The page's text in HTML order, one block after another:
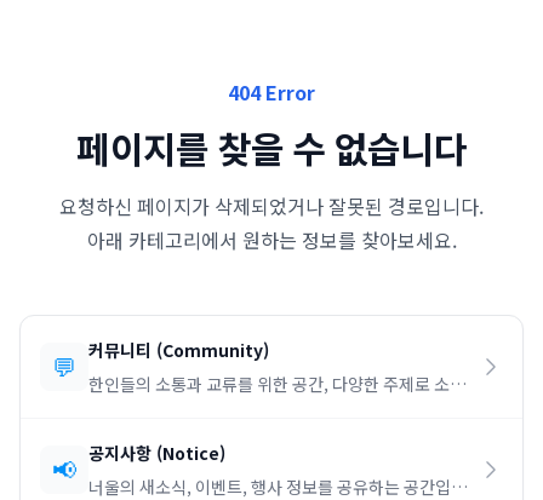
404 Error
페이지를 찾을 수 없습니다
요청하신 페이지가 삭제되었거나 잘못된 경로입니다.
아래 카테고리에서 원하는 정보를 찾아보세요.
💬 커뮤니티 (Community)
한인들의 소통과 교류를 위한 공간, 다양한 주제로 소통
📢 공지사항 (Notice)
너울의 새소식, 이벤트, 행사 정보를 공유하는 공간입니